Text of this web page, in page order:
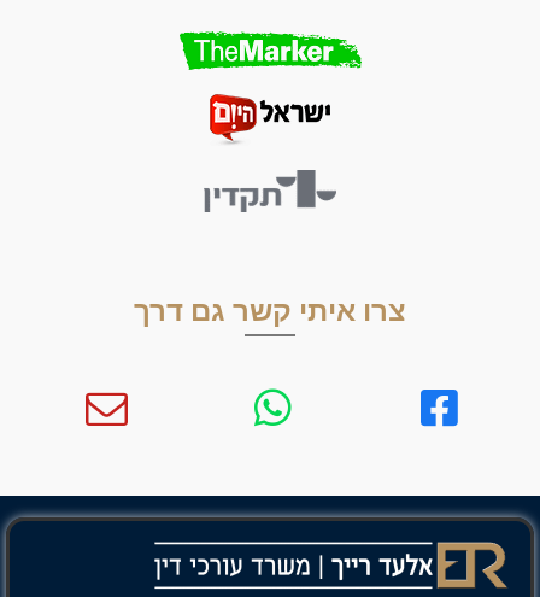
צרו איתי קשר גם דרך